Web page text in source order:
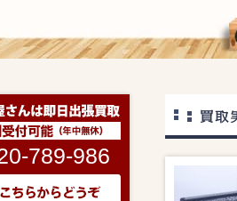
789-986